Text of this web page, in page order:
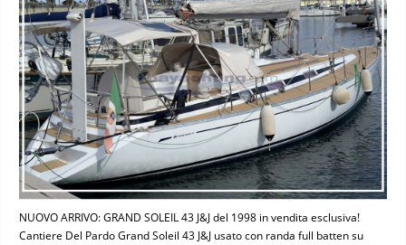
NUOVO ARRIVO: GRAND SOLEIL 43 J&J del 1998 in vendita esclusiva!
Cantiere Del Pardo Grand Soleil 43 J&J usato con randa full batten su